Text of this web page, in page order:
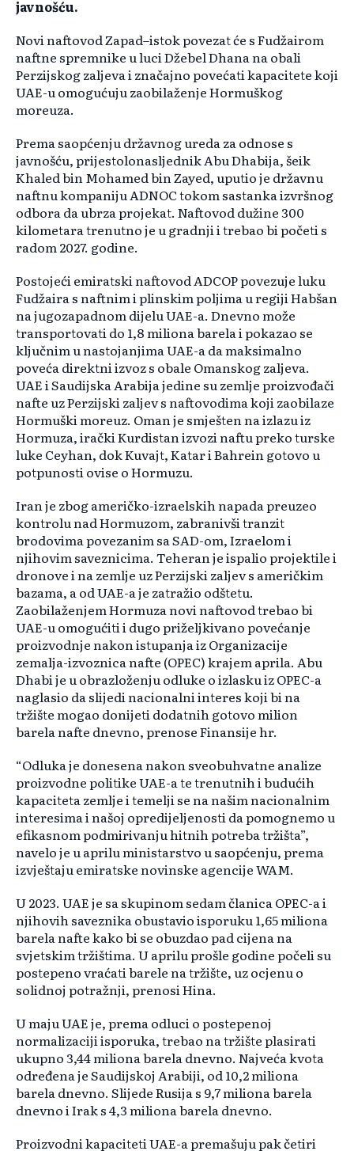
javnošću.
Novi naftovod Zapad–istok povezat će s Fudžairom
naftne spremnike u luci Džebel Dhana na obali
Perzijskog zaljeva i značajno povećati kapacitete koji
UAE-u omogućuju zaobilaženje Hormuškog
moreuza.
Prema saopćenju državnog ureda za odnose s
javnošću, prijestolonasljednik Abu Dhabija, šeik
Khaled bin Mohamed bin Zayed, uputio je državnu
naftnu kompaniju ADNOC tokom sastanka izvršnog
odbora da ubrza projekat. Naftovod dužine 300
kilometara trenutno je u gradnji i trebao bi početi s
radom 2027. godine.
Postojeći emiratski naftovod ADCOP povezuje luku
Fudžaira s naftnim i plinskim poljima u regiji Habšan
na jugozapadnom dijelu UAE-a. Dnevno može
transportovati do 1,8 miliona barela i pokazao se
ključnim u nastojanjima UAE-a da maksimalno
poveća direktni izvoz s obale Omanskog zaljeva.
UAE i Saudijska Arabija jedine su zemlje proizvođači
nafte uz Perzijski zaljev s naftovodima koji zaobilaze
Hormuški moreuz. Oman je smješten na izlazu iz
Hormuza, irački Kurdistan izvozi naftu preko turske
luke Ceyhan, dok Kuvajt, Katar i Bahrein gotovo u
potpunosti ovise o Hormuzu.
Iran je zbog američko-izraelskih napada preuzeo
kontrolu nad Hormuzom, zabranivši tranzit
brodovima povezanim sa SAD-om, Izraelom i
njihovim saveznicima. Teheran je ispalio projektile i
dronove i na zemlje uz Perzijski zaljev s američkim
bazama, a od UAE-a je zatražio odštetu.
Zaobilaženjem Hormuza novi naftovod trebao bi
UAE-u omogućiti i dugo priželjkivano povećanje
proizvodnje nakon istupanja iz Organizacije
zemalja-izvoznica nafte (OPEC) krajem aprila. Abu
Dhabi je u obrazloženju odluke o izlasku iz OPEC-a
naglasio da slijedi nacionalni interes koji bi na
tržište mogao donijeti dodatnih gotovo milion
barela nafte dnevno, prenose Finansije hr.
“Odluka je donesena nakon sveobuhvatne analize
proizvodne politike UAE-a te trenutnih i budućih
kapaciteta zemlje i temelji se na našim nacionalnim
interesima i našoj opredijeljenosti da pomognemo u
efikasnom podmirivanju hitnih potreba tržišta”,
navelo je u aprilu ministarstvo u saopćenju, prema
izvještaju emiratske novinske agencije WAM.
U 2023. UAE je sa skupinom sedam članica OPEC-a i
njihovih saveznika obustavio isporuku 1,65 miliona
barela nafte kako bi se obuzdao pad cijena na
svjetskim tržištima. U aprilu prošle godine počeli su
postepeno vraćati barele na tržište, uz ocjenu o
solidnoj potražnji, prenosi Hina.
U maju UAE je, prema odluci o postepenoj
normalizaciji isporuka, trebao na tržište plasirati
ukupno 3,44 miliona barela dnevno. Najveća kvota
određena je Saudijskoj Arabiji, od 10,2 miliona
barela dnevno. Slijede Rusija s 9,7 miliona barela
dnevno i Irak s 4,3 miliona barela dnevno.
Proizvodni kapaciteti UAE-a premašuju pak četiri